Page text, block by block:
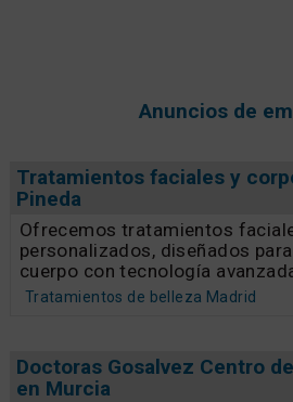
Anuncios de
Tratamientos faciales y
Pineda
Ofrecemos tratamientos
personalizados, diseñados
cuerpo con tecnología
Tratamientos de belleza Madrid
Doctoras Gosalvez Centro
en Murcia